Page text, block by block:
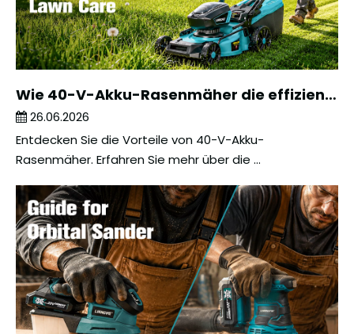
Wie 40-V-Akku-Rasenmäher die effiziente Rasenpflege in Privathaushalten unterstützen
26.06.2026
Entdecken Sie die Vorteile von 40-V-Akku-
Rasenmäher. Erfahren Sie mehr über die ...